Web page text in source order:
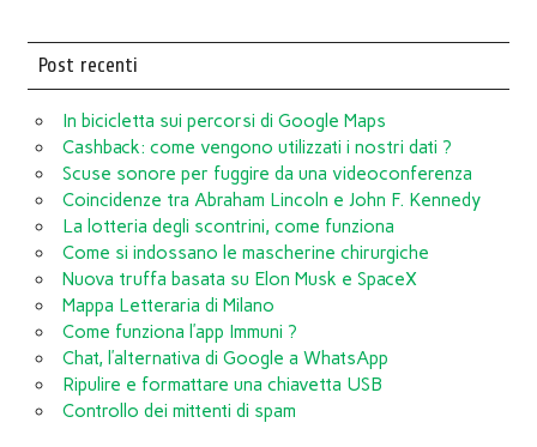
Post recenti
In bicicletta sui percorsi di Google Maps
Cashback: come vengono utilizzati i nostri dati ?
Scuse sonore per fuggire da una videoconferenza
Coincidenze tra Abraham Lincoln e John F. Kennedy
La lotteria degli scontrini, come funziona
Come si indossano le mascherine chirurgiche
Nuova truffa basata su Elon Musk e SpaceX
Mappa Letteraria di Milano
Come funziona l’app Immuni ?
Chat, l’alternativa di Google a WhatsApp
Ripulire e formattare una chiavetta USB
Controllo dei mittenti di spam